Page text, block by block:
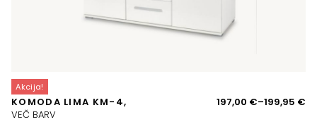
Akcija!
KOMODA LIMA KM-4,
VEČ BARV
197,00 €–199,95 €